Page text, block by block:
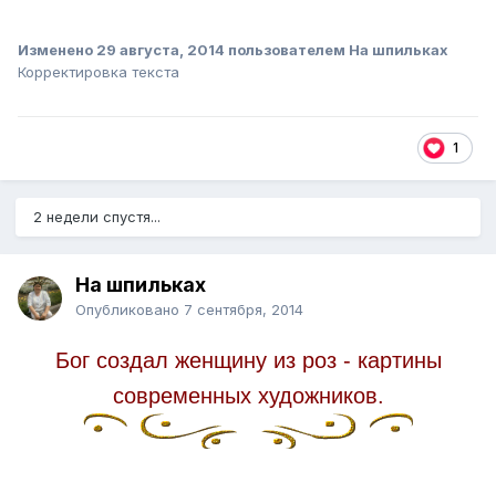
Изменено 29 августа, 2014 пользователем На шпильках
Корректировка текста
1
2 недели спустя...
На шпильках
Опубликовано 7 сентября, 2014
Бог создал женщину из роз - картины
современных художников.